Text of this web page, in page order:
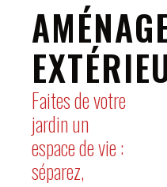
Faites de votre
jardin un
espace de vie :
séparez,